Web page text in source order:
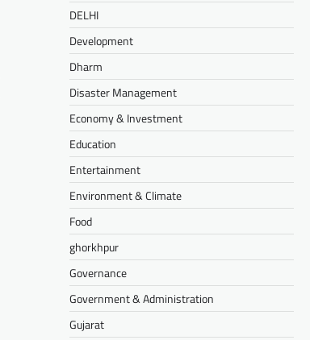
DELHI
Development
Dharm
Disaster Management
Economy & Investment
Education
Entertainment
Environment & Climate
Food
ghorkhpur
Governance
Government & Administration
Gujarat